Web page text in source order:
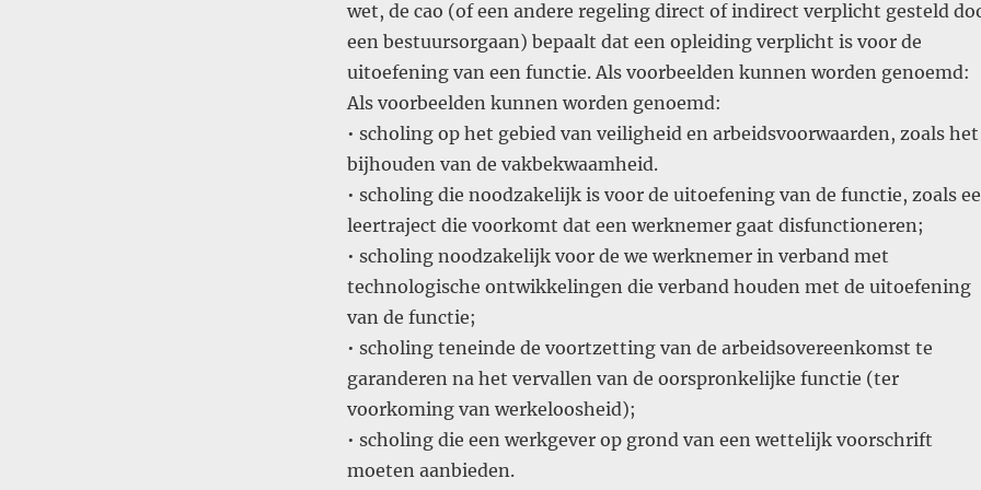
wet, de cao (of een andere regeling direct of indirect verplicht gesteld
een bestuursorgaan) bepaalt dat een opleiding verplicht is voor de
uitoefening van een functie. Als voorbeelden kunnen worden genoemd:
Als voorbeelden kunnen worden genoemd:
• scholing op het gebied van veiligheid en arbeidsvoorwaarden, zoals het
bijhouden van de vakbekwaamheid.
• scholing die noodzakelijk is voor de uitoefening van de functie, zoals
leertraject die voorkomt dat een werknemer gaat disfunctioneren;
• scholing noodzakelijk voor de we werknemer in verband met
technologische ontwikkelingen die verband houden met de uitoefening
van de functie;
• scholing teneinde de voortzetting van de arbeidsovereenkomst te
garanderen na het vervallen van de oorspronkelijke functie (ter
voorkoming van werkeloosheid);
• scholing die een werkgever op grond van een wettelijk voorschrift
moeten aanbieden.